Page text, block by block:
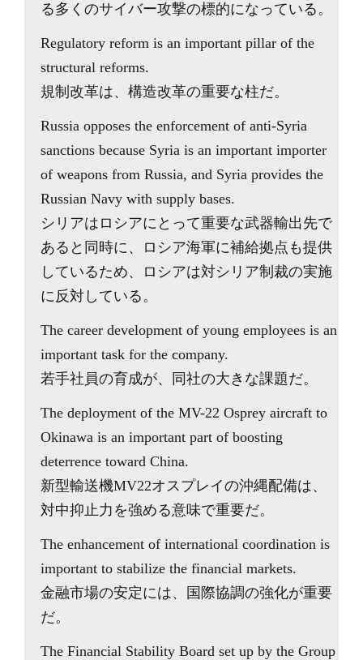
る多くのサイバー攻撃の標的になっている。
Regulatory reform is an important pillar of the
structural reforms.
規制改革は、構造改革の重要な柱だ。
Russia opposes the enforcement of anti-Syria
sanctions because Syria is an important importer
of weapons from Russia, and Syria provides the
Russian Navy with supply bases.
シリアはロシアにとって重要な武器輸出先で
あると同時に、ロシア海軍に補給拠点も提供
しているため、ロシアは対シリア制裁の実施
に反対している。
The career development of young employees is an
important task for the company.
若手社員の育成が、同社の大きな課題だ。
The deployment of the MV-22 Osprey aircraft to
Okinawa is an important part of boosting
deterrence toward China.
新型輸送機MV22オスプレイの沖縄配備は、
対中抑止力を強める意味で重要だ。
The enhancement of international coordination is
important to stabilize the financial markets.
金融市場の安定には、国際協調の強化が重要
だ。
The Financial Stability Board set up by the Group